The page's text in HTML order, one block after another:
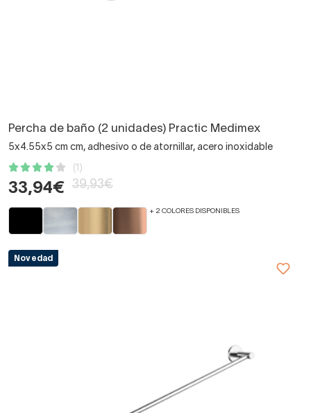
Percha de baño (2 unidades) Practic Medimex
5x4.55x5 cm cm, adhesivo o de atornillar, acero inoxidable
(1)
33,94€ 39,93€
+ 2 COLORES DISPONIBLES
Novedad